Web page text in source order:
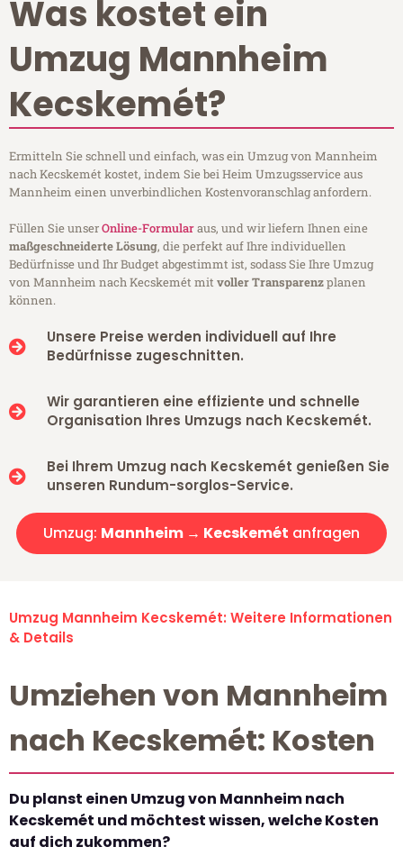
Was kostet ein
Umzug Mannheim
Kecskemét?
Ermitteln Sie schnell und einfach, was ein Umzug von Mannheim
nach Kecskemét kostet, indem Sie bei Heim Umzugsservice aus
Mannheim einen unverbindlichen Kostenvoranschlag anfordern.
Füllen Sie unserOnline-Formularaus, und wir liefern Ihnen eine
maßgeschneiderte Lösung, die perfekt auf Ihre individuellen
Bedürfnisse und Ihr Budget abgestimmt ist, sodass Sie Ihre Umzug
von Mannheim nach Kecskemét mitvoller Transparenzplanen
können.
Unsere Preise werden individuell auf Ihre
Bedürfnisse zugeschnitten.
Wir garantieren eine effiziente und schnelle
Organisation Ihres Umzugs nach Kecskemét.
Bei Ihrem Umzug nach Kecskemét genießen Sie
unseren Rundum-sorglos-Service.
Umzug: Mannheim → Kecskemét anfragen
Umzug Mannheim Kecskemét: Weitere Informationen
& Details
Umziehen von Mannheim
nach Kecskemét: Kosten
Du planst einen Umzug von Mannheim nach
Kecskemét und möchtest wissen, welche Kosten
auf dich zukommen?